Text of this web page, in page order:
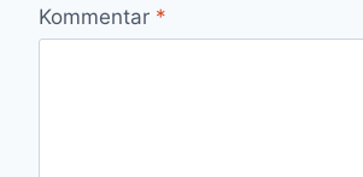
Kommentar *